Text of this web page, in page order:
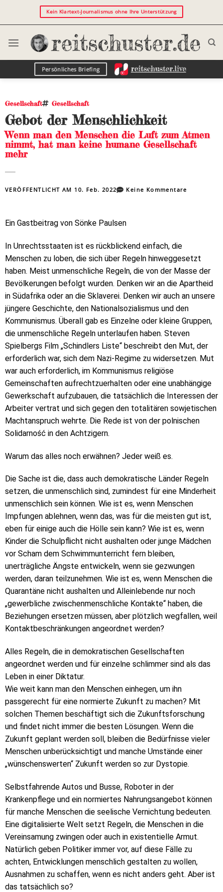
Kein Klartext-Journalismus ohne Ihre Unterstützung
Persönliches Briefing
Gesellschaft Gesellschaft
Gebot der Menschlichkeit
Wenn man den Menschen die Luft zum Atmen
nimmt, hat man keine humane Gesellschaft
mehr
VERÖFFENTLICHT AM 10. Feb. 2022 Keine Kommentare
Ein Gastbeitrag von Sönke Paulsen
In Unrechtsstaaten ist es rückblickend einfach, die
Menschen zu loben, die sich über Regeln hinweggesetzt
haben. Meist unmenschliche Regeln, die von der Masse der
Bevölkerungen befolgt wurden. Denken wir an die Apartheid
in Südafrika oder an die Sklaverei. Denken wir auch an unsere
jüngere Geschichte, den Nationalsozialismus und den
Kommunismus. Überall gab es Einzelne oder kleine Gruppen,
die unmenschliche Regeln unterlaufen haben. Steven
Spielbergs Film „Schindlers Liste“ beschreibt den Mut, der
erforderlich war, sich dem Nazi-Regime zu widersetzen. Mut
war auch erforderlich, im Kommunismus religiöse
Gemeinschaften aufrechtzuerhalten oder eine unabhängige
Gewerkschaft aufzubauen, die tatsächlich die Interessen der
Arbeiter vertrat und sich gegen den totalitären sowjetischen
Machtanspruch wehrte. Die Rede ist von der polnischen
Solidarność in den Achtzigern.
Warum das alles noch erwähnen? Jeder weiß es.
Die Sache ist die, dass auch demokratische Länder Regeln
setzen, die unmenschlich sind, zumindest für eine Minderheit
unmenschlich sein können. Wie ist es, wenn Menschen
Impfungen ablehnen, wenn das, was für die meisten gut ist,
eben für einige auch die Hölle sein kann? Wie ist es, wenn
Kinder die Schulpflicht nicht aushalten oder junge Mädchen
vor Scham dem Schwimmunterricht fern bleiben,
unerträgliche Ängste entwickeln, wenn sie gezwungen
werden, daran teilzunehmen. Wie ist es, wenn Menschen die
Quarantäne nicht aushalten und Alleinlebende nur noch
„gewerbliche zwischenmenschliche Kontakte“ haben, die
Beziehungen ersetzen müssen, aber plötzlich wegfallen, weil
Kontaktbeschränkungen angeordnet werden?
Alles Regeln, die in demokratischen Gesellschaften
angeordnet werden und für einzelne schlimmer sind als das
Leben in einer Diktatur.
Wie weit kann man den Menschen einhegen, um ihn
passgerecht für eine normierte Zukunft zu machen? Mit
solchen Themen beschäftigt sich die Zukunftsforschung
und findet nicht immer die besten Lösungen. Wenn die
Zukunft geplant werden soll, bleiben die Bedürfnisse vieler
Menschen unberücksichtigt und manche Umstände einer
„wünschenswerten“ Zukunft werden so zur Dystopie.
Selbstfahrende Autos und Busse, Roboter in der
Krankenpflege und ein normiertes Nahrungsangebot können
für manche Menschen die seelische Vernichtung bedeuten.
Eine digitalisierte Welt setzt Regeln, die Menschen in die
Vereinsamung zwingen oder auch in existentielle Armut.
Natürlich geben Politiker immer vor, auf diese Fälle zu
achten, Entwicklungen menschlich gestalten zu wollen,
Ausnahmen zu schaffen, wenn es nicht anders geht. Aber ist
das tatsächlich so?